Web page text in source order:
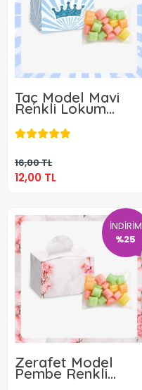
Taç Model Mavi
Renkli Lokum
Kutusu ve Mevlüt
Şekeri
16,00 TL
12,00 TL
12,00 TL
İNDİRİM
%25
Zerafet Model
Pembe Renkli
Lokum Kutusu ve